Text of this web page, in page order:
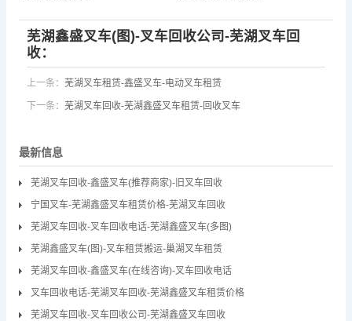
芜湖鑫盛叉车(图)-叉车回收公司-芜湖叉车回
收：
上一条： 芜湖叉车租赁-鑫盛叉车-电动叉车租赁
下一条： 芜湖叉车回收-芜湖鑫盛叉车租赁-回收叉车
最新信息
芜湖叉车回收-鑫盛叉车(推荐商家)-旧叉车回收
宁国叉车-芜湖鑫盛叉车租赁价格-芜湖叉车回收
芜湖叉车回收-叉车回收电话-芜湖鑫盛叉车(多图)
芜湖鑫盛叉车(图)-叉车租赁搬运-巢湖叉车租赁
芜湖叉车回收-鑫盛叉车(在线咨询)-叉车回收电话
叉车回收电话-芜湖叉车回收-芜湖鑫盛叉车租赁价格
芜湖叉车回收-叉车回收公司-芜湖鑫盛叉车回收